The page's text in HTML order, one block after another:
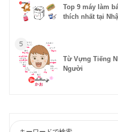
Top 9 máy làm
thích nhất tại
5
Từ Vựng Tiếng
Người